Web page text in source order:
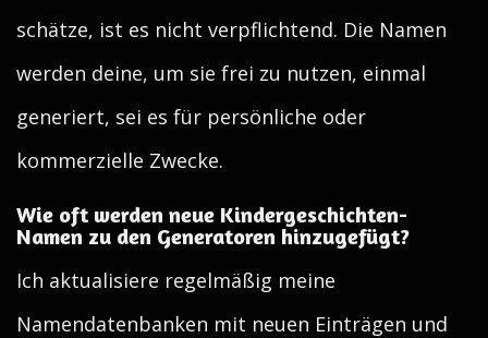
schätze, ist es nicht verpflichtend. Die Namen
werden deine, um sie frei zu nutzen, einmal
generiert, sei es für persönliche oder
kommerzielle Zwecke.
Wie oft werden neue Kindergeschichten-
Namen zu den Generatoren hinzugefügt?
Ich aktualisiere regelmäßig meine
Namendatenbanken mit neuen Einträgen und